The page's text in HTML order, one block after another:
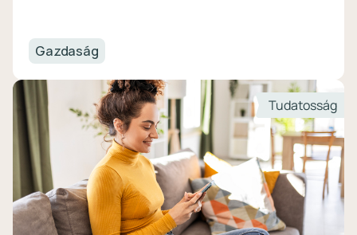
Gazdaság
Tudatosság